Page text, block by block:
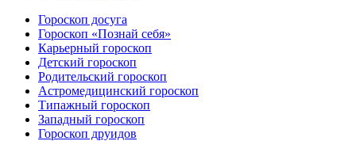
Гороскоп досуга
Гороскоп «Познай себя»
Карьерный гороскоп
Детский гороскоп
Родительский гороскоп
Астромедицинский гороскоп
Типажный гороскоп
Западный гороскоп
Гороскоп друидов